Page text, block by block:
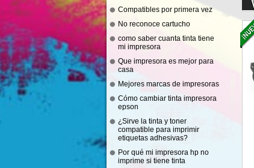
Compatibles por primera vez
No reconoce cartucho
como saber cuanta tinta tiene
mi impresora
Que impresora es mejor para
casa
Mejores marcas de impresoras
Cómo cambiar tinta impresora
epson
¿Sirve la tinta y toner
compatible para imprimir
etiquetas adhesivas?
Por qué mi impresora hp no
imprime si tiene tinta